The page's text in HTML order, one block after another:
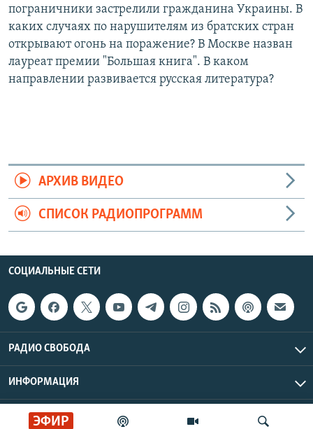
ЭФИР
пограничники застрелили гражданина Украины. В
каких случаях по нарушителям из братских стран
открывают огонь на поражение? В Москве назван
лауреат премии "Большая книга". В каком
направлении развивается русская литература?
АРХИВ ВИДЕО
СПИСОК РАДИОПРОГРАММ
СОЦИАЛЬНЫЕ СЕТИ
РАДИО СВОБОДА
ИНФОРМАЦИЯ
Радио Свобода © 2026 RFE/RL, Inc. | Все права защищены.